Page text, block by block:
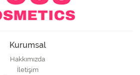
Kurumsal
Hakkımızda
İletişim